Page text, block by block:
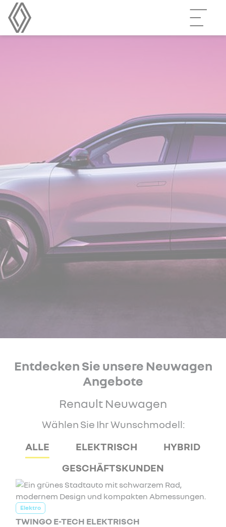
Entdecken Sie unsere Neuwagen
Angebote
Renault Neuwagen
Wählen Sie Ihr Wunschmodell:
ALLE
ELEKTRISCH
HYBRID
GESCHÄFTSKUNDEN
Elektro
TWINGO E-TECH ELEKTRISCH